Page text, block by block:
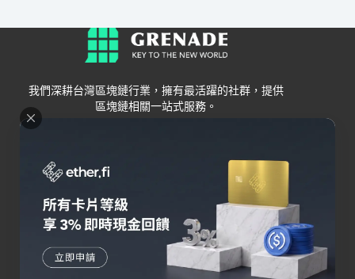
我們深耕台灣區塊鏈行業，擁有最活躍的社群，提供
區塊鏈相關一站式服務。
Grenade
關於我們
聯絡我們
錢包
交易所
Bybit
OKX
HOYA BIT